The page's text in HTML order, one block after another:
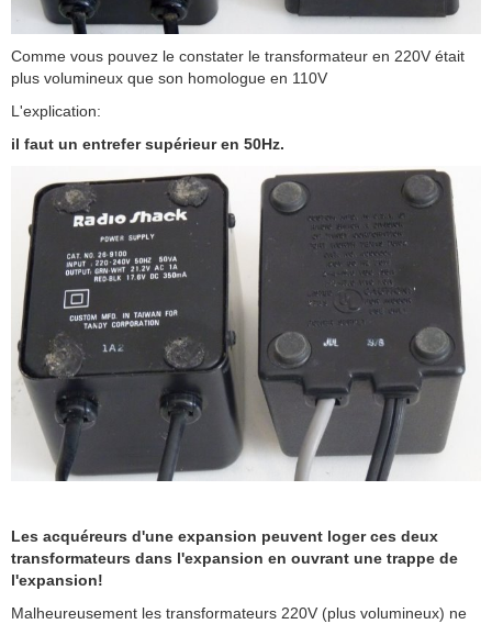
Comme vous pouvez le constater le transformateur en 220V était
plus volumineux que son homologue en 110V
L'explication:
il faut un entrefer supérieur en 50Hz.
Les acquéreurs d'une expansion peuvent loger ces deux
transformateurs dans l'expansion en ouvrant une trappe de
l'expansion!
Malheureusement les transformateurs 220V (plus volumineux) ne